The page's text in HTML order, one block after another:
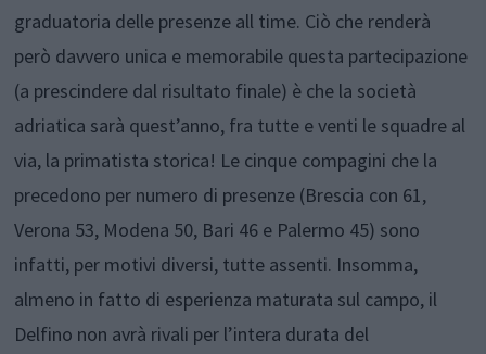
graduatoria delle presenze all time. Ciò che renderà
però davvero unica e memorabile questa partecipazione
(a prescindere dal risultato finale) è che la società
adriatica sarà quest’anno, fra tutte e venti le squadre al
via, la primatista storica! Le cinque compagini che la
precedono per numero di presenze (Brescia con 61,
Verona 53, Modena 50, Bari 46 e Palermo 45) sono
infatti, per motivi diversi, tutte assenti. Insomma,
almeno in fatto di esperienza maturata sul campo, il
Delfino non avrà rivali per l’intera durata del